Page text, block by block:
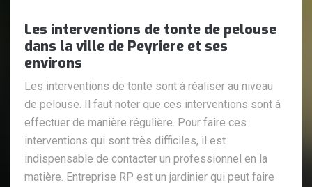
Les interventions de tonte de pelouse
dans la ville de Peyriere et ses
environs
Les interventions de tonte sont à réaliser au niveau
de pelouse. Il faut noter que ces interventions sont à
effectuer de manière régulière. Pour faire ces
interventions qui sont très difficiles, il est
indispensable de contacter un professionnel en la
matière. Entreprise RP est un jardinier qui peut faire